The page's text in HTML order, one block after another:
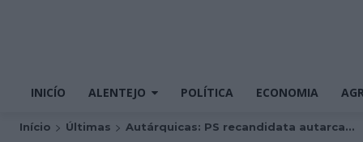
INICÍO ALENTEJO POLÍTICA ECONOMIA
Início Últimas Autárquicas: PS recandidata autarca...